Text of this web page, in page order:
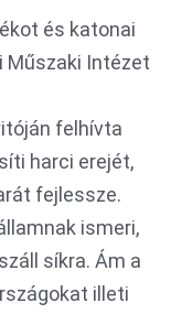
és katonai
Műszaki Intézet
felhívta
harci erejét,
fejlessze.
ismeri,
síkra. Ám a
illeti